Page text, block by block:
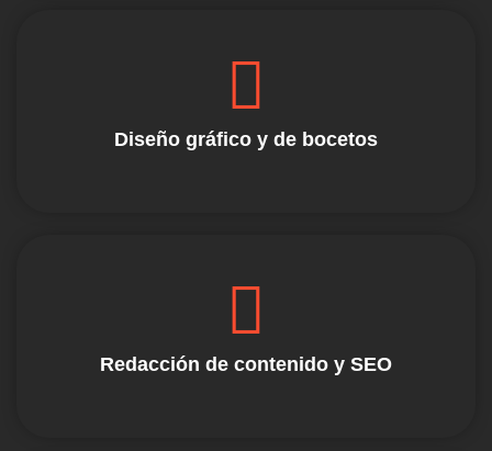
Diseño gráfico y de bocetos
Redacción de contenido y SEO